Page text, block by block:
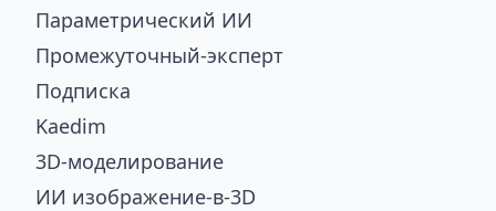
Параметрический ИИ
Промежуточный-эксперт
Подписка
Kaedim
3D-моделирование
ИИ изображение-в-3D